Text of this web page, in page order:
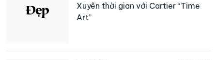
Xuyên thời gian với Cartier “Time
Art”